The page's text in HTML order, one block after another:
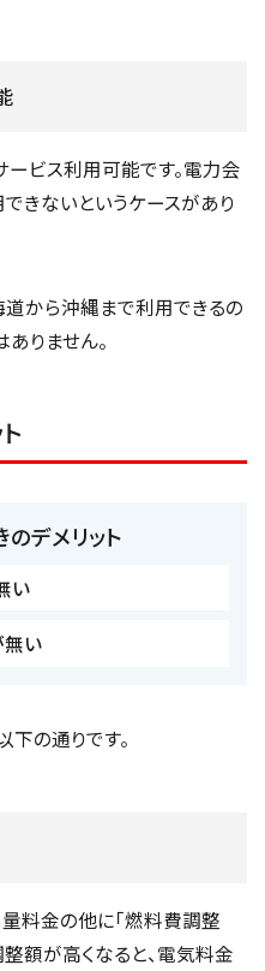
ービス利用可能です。電力会
きないというケースがあり
道から沖縄まで利用できるの
りません。
デメリット
い
無い
下の通りです。
料金の他に「燃料費調整
額が高くなると、電気料金